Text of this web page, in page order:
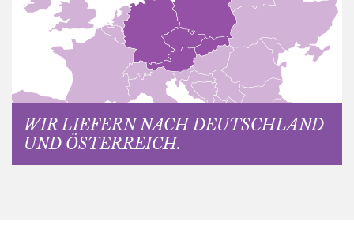
WIR LIEFERN NACH DEUTSCHLAND
UND ÖSTERREICH.